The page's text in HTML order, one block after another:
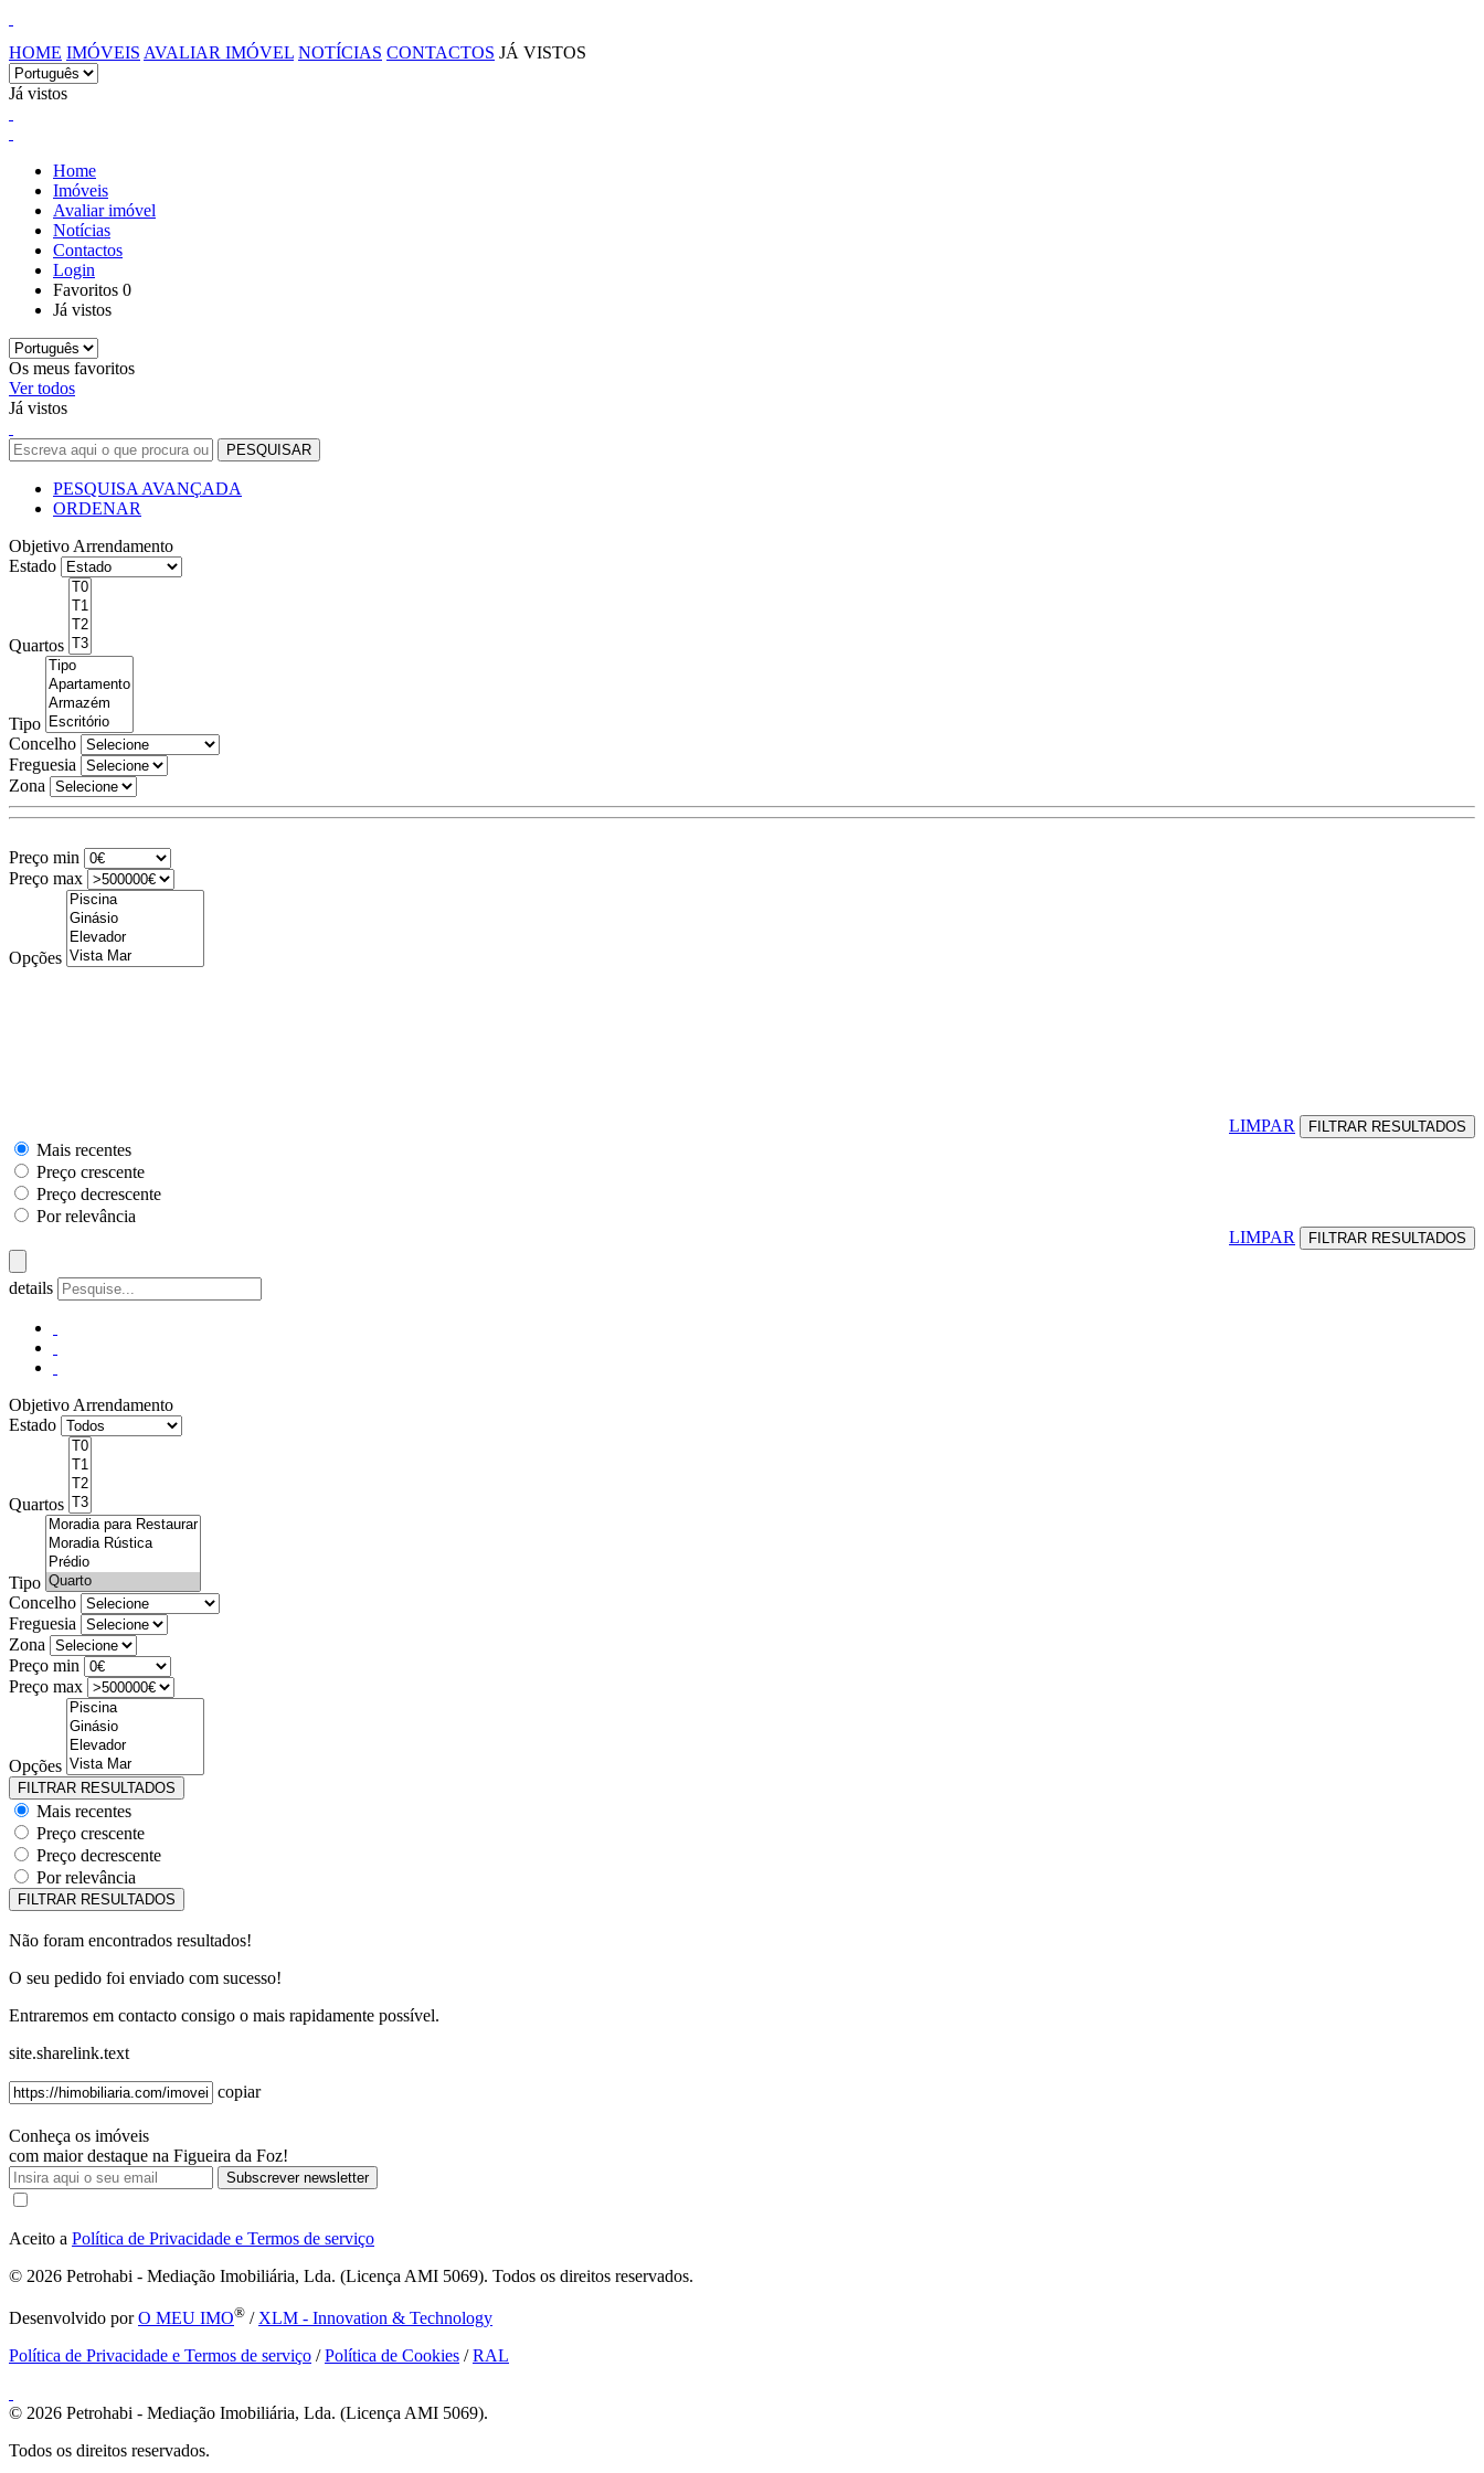
HOME IMÓVEIS AVALIAR IMÓVEL NOTÍCIAS CONTACTOS JÁ VISTOS
Já vistos
Home
Imóveis
Avaliar imóvel
Notícias
Contactos
Login
Favoritos 0
Já vistos
Os meus favoritos
Ver todos
Já vistos
PESQUISA AVANÇADA
ORDENAR
Objetivo Arrendamento
Estado
Quartos
Tipo
Concelho
Freguesia
Zona
Preço min
Preço max
Opções
LIMPAR
Mais recentes
Preço crescente
Preço decrescente
Por relevância
LIMPAR
details
Objetivo Arrendamento
Estado
Quartos
Tipo
Concelho
Freguesia
Zona
Preço min
Preço max
Opções
Mais recentes
Preço crescente
Preço decrescente
Por relevância
Não foram encontrados resultados!
O seu pedido foi enviado com sucesso!
Entraremos em contacto consigo o mais rapidamente possível.
site.sharelink.text
copiar
Conheça os imóveis
com maior destaque na Figueira da Foz!
Subscrever newsletter
Aceito a Política de Privacidade e Termos de serviço
© 2026 Petrohabi - Mediação Imobiliária, Lda. (Licença AMI 5069). Todos os direitos reservados.
Desenvolvido porO MEU IMO® / XLM - Innovation & Technology
Política de Privacidade e Termos de serviço /Política de Cookies /RAL
© 2026 Petrohabi - Mediação Imobiliária, Lda. (Licença AMI 5069).
Todos os direitos reservados.